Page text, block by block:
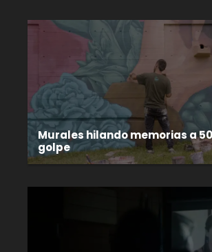
Murales hilando memorias a
golpe